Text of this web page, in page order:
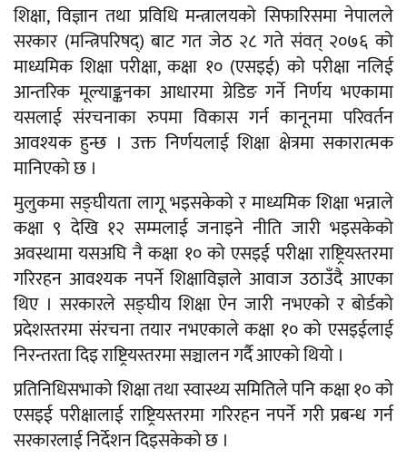
शिक्षा, विज्ञान तथा प्रविधि मन्त्रालयको सिफारिसमा नेपालले
सरकार (मन्त्रिपरिषद्) बाट गत जेठ २८ गते संवत् २०७६ को
माध्यमिक शिक्षा परीक्षा, कक्षा १० (एसइई) को परीक्षा नलिई
आन्तरिक मूल्याङ्कनका आधारमा ग्रेडिङ गर्ने निर्णय भएकामा
यसलाई संरचनाका रुपमा विकास गर्न कानूनमा परिवर्तन
आवश्यक हुन्छ । उक्त निर्णयलाई शिक्षा क्षेत्रमा सकारात्मक
मानिएको छ ।
मुलुकमा सङ्घीयता लागू भइसकेको र माध्यमिक शिक्षा भन्नाले
कक्षा ९ देखि १२ सम्मलाई जनाइने नीति जारी भइसकेको
अवस्थामा यसअघि नै कक्षा १० को एसइई परीक्षा राष्ट्रियस्तरमा
गरिरहन आवश्यक नपर्ने शिक्षाविज्ञले आवाज उठाउँदै आएका
थिए । सरकारले सङ्घीय शिक्षा ऐन जारी नभएको र बोर्डको
प्रदेशस्तरमा संरचना तयार नभएकाले कक्षा १० को एसइईलाई
निरन्तरता दिइ राष्ट्रियस्तरमा सञ्चालन गर्दै आएको थियो ।
प्रतिनिधिसभाको शिक्षा तथा स्वास्थ्य समितिले पनि कक्षा १० को
एसइई परीक्षालाई राष्ट्रियस्तरमा गरिरहन नपर्ने गरी प्रबन्ध गर्न
सरकारलाई निर्देशन दिइसकेको छ ।